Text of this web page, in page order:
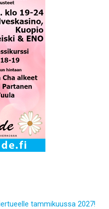
tammikuussa 2027!